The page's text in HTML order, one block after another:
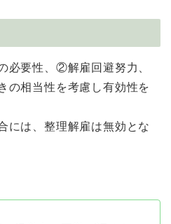
必要性、②解雇回避努力、
相当性を考慮し有効性を
には、整理解雇は無効とな